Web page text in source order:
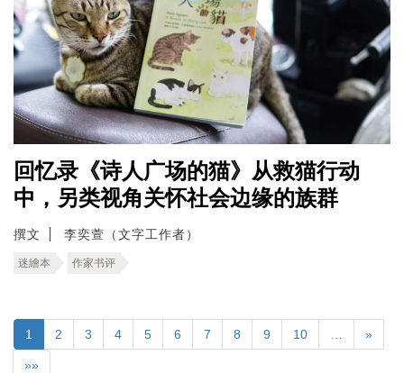
回忆录《诗人广场的猫》从救猫行动
中，另类视角关怀社会边缘的族群
撰文 李奕萱（文字工作者）
迷繪本 作家书评
1 2 3 4 5 6 7 8 9 10 »
»»